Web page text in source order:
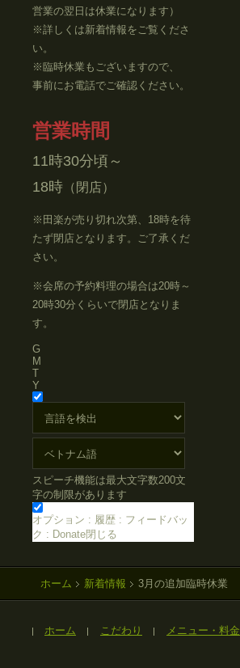
営業の翌日は休業になります）
※詳しくは新着情報をご覧くださ
い。
※臨時休業もございますので、
事前にお電話でご確認ください。
営業時間
11時30分頃～
18時 （閉店）
※田楽が売り切れ次第、 18時を待
たず閉店となります。ご了承くだ
さい。
※会席の予約料理の場合は20時～
20時30分くらいで閉店となりま
す。
G
M
T
Y
スピーチ機能は最大文字数200文
字の制限があります
オプション : 履歴 : フィードバッ
ク : Donate閉じる
ホーム 新着情報 3月の追加臨時休業
ホーム こだわり メニュー・料金